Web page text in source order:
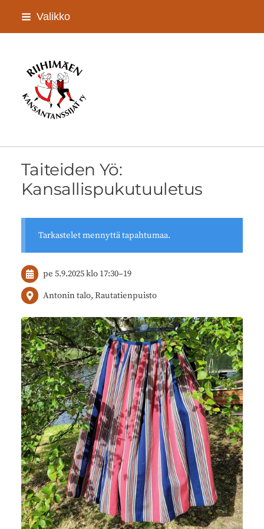
Siirry
Valikko
Riihimäen Kansantanssijat ry
Taiteiden Yö:
Kansallispukutuuletus
Tarkastelet mennyttä tapahtumaa.
pe 5.9.2025klo 17:30–19
Antonin talo, Rautatienpuisto